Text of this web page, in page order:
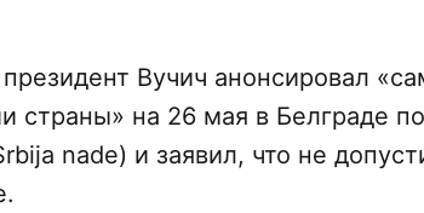
Вучич анонсировал
страны» на 26 мая в Белграде
nade) и заявил, что не